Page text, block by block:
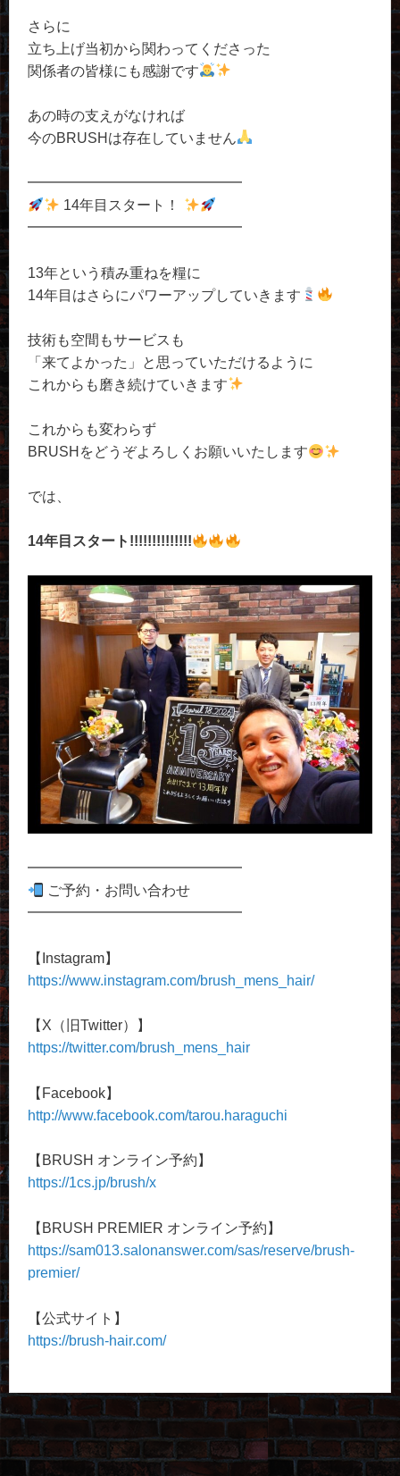
さらに
立ち上げ当初から関わってくださった
関係者の皆様にも感謝です
あの時の支えがなければ
今のBRUSHは存在していません
━━━━━━━━━━━━━━━
14年目スタート！
━━━━━━━━━━━━━━━
13年という積み重ねを糧に
14年目はさらにパワーアップしていきます
技術も空間もサービスも
「来てよかった」と思っていただけるように
これからも磨き続けていきます
これからも変わらず
BRUSHをどうぞよろしくお願いいたします
では、
14年目スタート!!!!!!!!!!!!!!
━━━━━━━━━━━━━━━
ご予約・お問い合わせ
━━━━━━━━━━━━━━━
【Instagram】
https://www.instagram.com/brush_mens_hair/
【X（旧Twitter）】
https://twitter.com/brush_mens_hair
【Facebook】
http://www.facebook.com/tarou.haraguchi
【BRUSH オンライン予約】
https://1cs.jp/brush/x
【BRUSH PREMIER オンライン予約】
https://sam013.salonanswer.com/sas/reserve/brush-
premier/
【公式サイト】
https://brush-hair.com/